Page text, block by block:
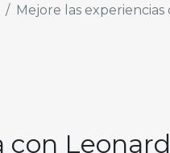
Mejore las experiencias de los
con